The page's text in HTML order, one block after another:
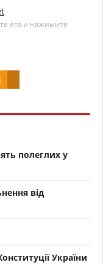
его и нажимите
полеглих у
від
України